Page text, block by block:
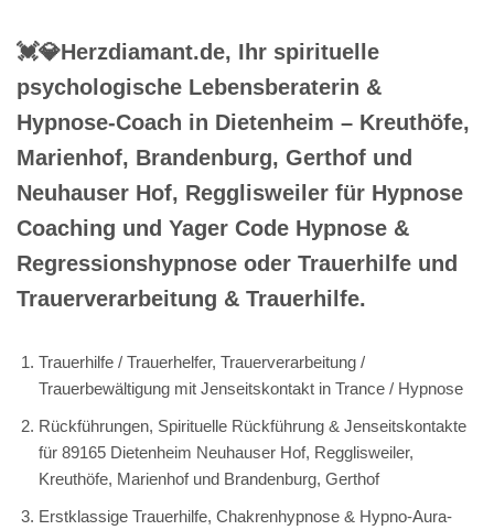
💓️💎Herzdiamant.de, Ihr spirituelle
psychologische Lebensberaterin &
Hypnose-Coach in Dietenheim – Kreuthöfe,
Marienhof, Brandenburg, Gerthof und
Neuhauser Hof, Regglisweiler für Hypnose
Coaching und Yager Code Hypnose &
Regressionshypnose oder Trauerhilfe und
Trauerverarbeitung & Trauerhilfe.
Trauerhilfe / Trauerhelfer, Trauerverarbeitung /
Trauerbewältigung mit Jenseitskontakt in Trance / Hypnose
Rückführungen, Spirituelle Rückführung & Jenseitskontakte
für 89165 Dietenheim Neuhauser Hof, Regglisweiler,
Kreuthöfe, Marienhof und Brandenburg, Gerthof
Erstklassige Trauerhilfe, Chakrenhypnose & Hypno-Aura-